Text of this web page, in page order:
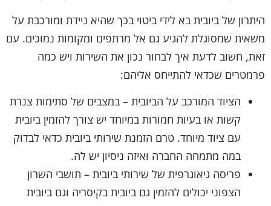
היתרון של ביובית בא לידי ביטוי בכך שהיא ניידת ומורכבת על
משאית שמסוגלת להגיע גם אל מרתפים ומקומות נמוכים. עם
זאת, חשוב לדעת איך לבחור נכון את השירות ויש כמה
פרמטרים שכדאי להתייחס אליהם:
הציוד המורכב על הביובית – במצבים של סתימות צנרת
קשות או בעיות חמורות במיוחד יש צורך להזמין ביובית
עם ציוד מיוחד. טרם הזמנת שירותי ביובית כדאי לבדוק
במה מתמחה החברה ואיזה ניסיון יש לה.
פריסה גיאוגרפית של שירותי ביובית – תושבי השרון
הצפוני יכולים להזמין גם ביובית בקיסריה וגם ביובית